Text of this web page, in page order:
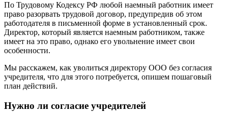
По Трудовому Кодексу РФ любой наемный работник имеет
право разорвать трудовой договор, предупредив об этом
работодателя в письменной форме в установленный срок.
Директор, который является наемным работником, также
имеет на это право, однако его увольнение имеет свои
особенности.
Мы расскажем, как уволиться директору ООО без согласия
учредителя, что для этого потребуется, опишем пошаговый
план действий.
Нужно ли согласие учредителей